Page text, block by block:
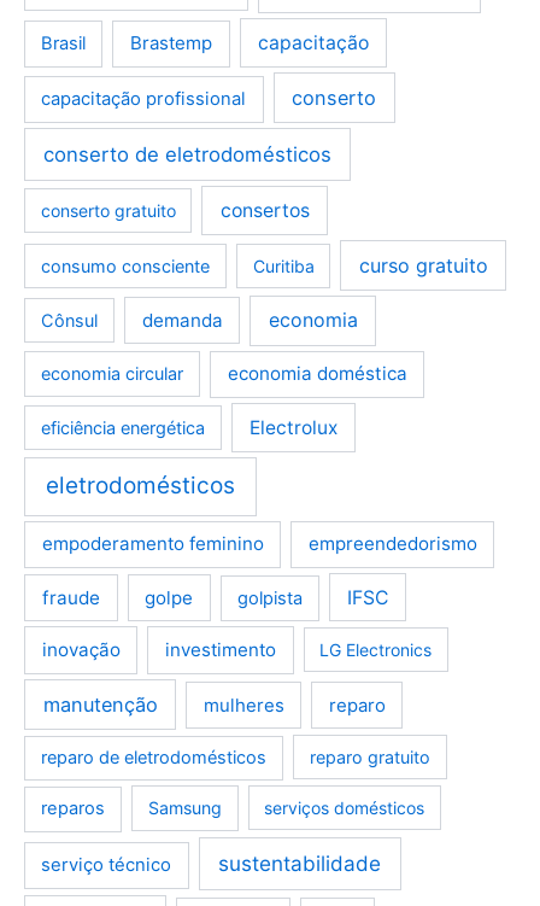
Brasil Brastemp capacitação
capacitação profissional conserto
conserto de eletrodomésticos
conserto gratuito consertos
consumo consciente Curitiba curso gratuito
Cônsul demanda economia
economia circular economia doméstica
eficiência energética Electrolux
eletrodomésticos
empoderamento feminino empreendedorismo
fraude golpe golpista IFSC
inovação investimento LG Electronics
manutenção mulheres reparo
reparo de eletrodomésticos reparo gratuito
reparos Samsung serviços domésticos
serviço técnico sustentabilidade